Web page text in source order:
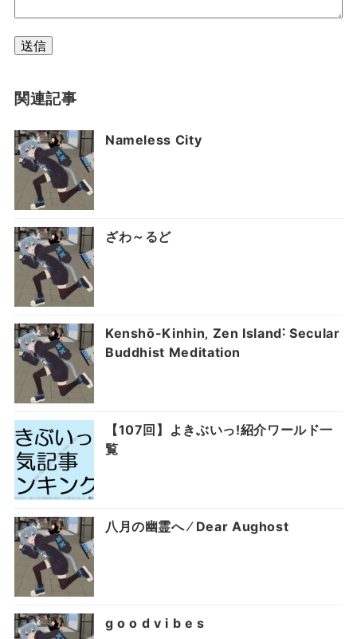
送信
関連記事
Nameless City
ざわ～るど
Kenshō-Kinhin‚ Zen Island˸ Secular
Buddhist Meditation
【107回】よきぶいっ!紹介ワールド一
覧
八月の幽霊へ ⁄ Dear Aughost
g o o d v i b e s